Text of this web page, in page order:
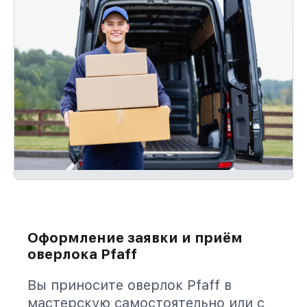
Оформление заявки и приём
оверлока Pfaff
Вы приносите оверлок Pfaff в
мастерскую самостоятельно или с